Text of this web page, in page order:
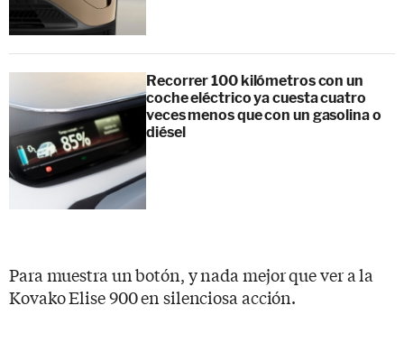
Recorrer 100 kilómetros con un
coche eléctrico ya cuesta cuatro
veces menos que con un gasolina o
diésel
Para muestra un botón, y nada mejor que ver a la
Kovako Elise 900 en silenciosa acción.